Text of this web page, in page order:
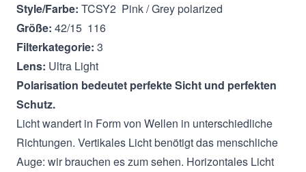
Style/Farbe: TCSY2 Pink / Grey polarized
Größe: 42/15 116
Filterkategorie: 3
Lens: Ultra Light
Polarisation bedeutet perfekte Sicht und perfekten
Schutz.
Licht wandert in Form von Wellen in unterschiedliche
Richtungen. Vertikales Licht benötigt das menschliche
Auge: wir brauchen es zum sehen. Horizontales Licht